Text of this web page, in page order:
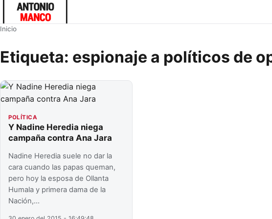
Inicio
Etiqueta: espionaje a políticos de
POLÍTICA
Y Nadine Heredia niega
campaña contra Ana Jara
Nadine Heredia suele no dar la
cara cuando las papas queman,
pero hoy la esposa de Ollanta
Humala y primera dama de la
Nación,…